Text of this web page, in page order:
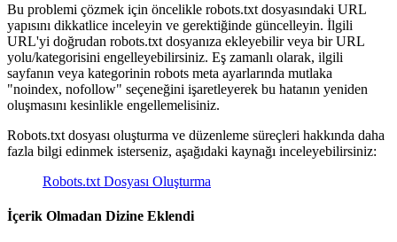
Bu problemi çözmek için öncelikle robots.txt dosyasındaki URL
yapısını dikkatlice inceleyin ve gerektiğinde güncelleyin. İlgili
URL'yi doğrudan robots.txt dosyanıza ekleyebilir veya bir URL
yolu/kategorisini engelleyebilirsiniz. Eş zamanlı olarak, ilgili
sayfanın veya kategorinin robots meta ayarlarında mutlaka
"noindex, nofollow" seçeneğini işaretleyerek bu hatanın yeniden
oluşmasını kesinlikle engellemelisiniz.
Robots.txt dosyası oluşturma ve düzenleme süreçleri hakkında daha
fazla bilgi edinmek isterseniz, aşağıdaki kaynağı inceleyebilirsiniz:
Robots.txt Dosyası Oluşturma
İçerik Olmadan Dizine Eklendi